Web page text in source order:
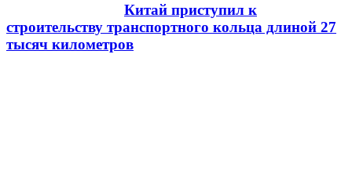
Китай приступил к
строительству транспортного кольца длиной 27
тысяч километров